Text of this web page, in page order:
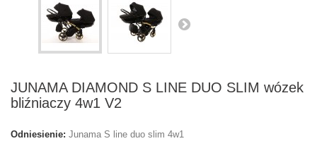
JUNAMA DIAMOND S LINE DUO SLIM wózek
bliźniaczy 4w1 V2
Odniesienie: Junama S line duo slim 4w1